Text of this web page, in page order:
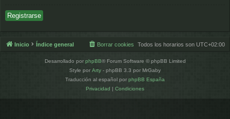
Registrarse
Inicio Índice general Todos los horarios son UTC+02:00
Borrar cookies
Desarrollado por phpBB® Forum Software © phpBB Limited
Style por Arty - phpBB 3.3 por MrGaby
Traducción al español por phpBB España
Privacidad | Condiciones